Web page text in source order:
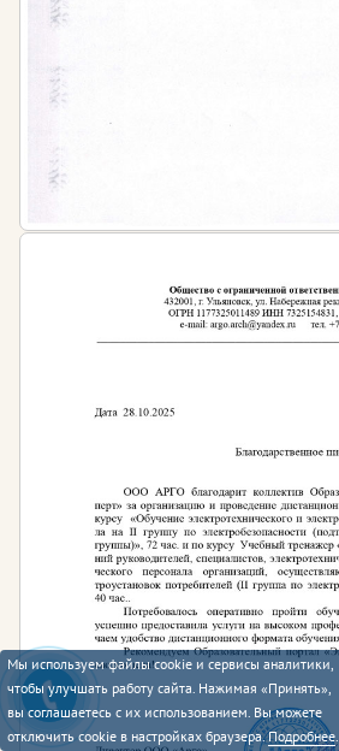
Мы используем файлы cookie и сервисы аналитики,
чтобы улучшать работу сайта. Нажимая «Принять»,
вы соглашаетесь с их использованием. Вы можете
отключить cookie в настройках браузера.Подробнее.